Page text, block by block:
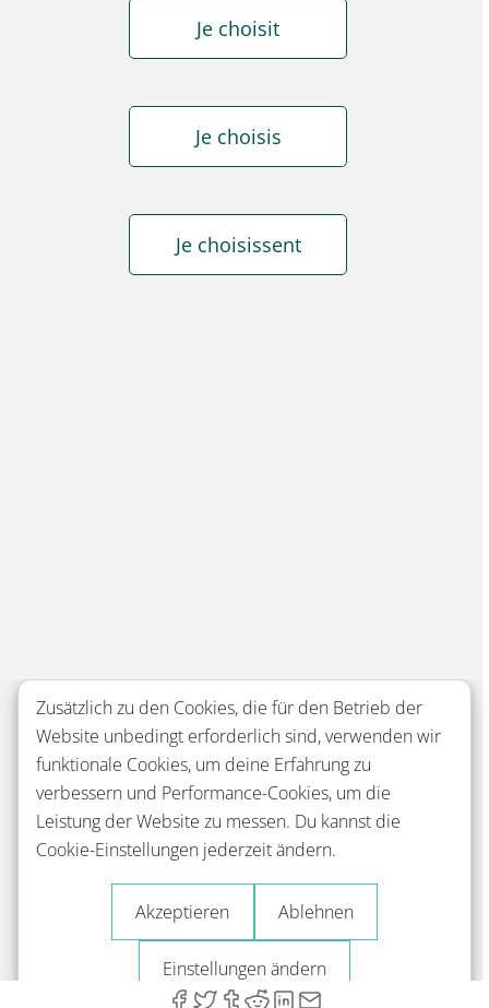
Je choisit
Je choisis
Je choisissent
Zusätzlich zu den Cookies, die für den Betrieb der
Website unbedingt erforderlich sind, verwenden wir
funktionale Cookies, um deine Erfahrung zu
verbessern und Performance-Cookies, um die
Leistung der Website zu messen. Du kannst die
Cookie-Einstellungen jederzeit ändern.
Akzeptieren Ablehnen
Einstellungen ändern